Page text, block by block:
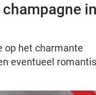
op het charmante
eventueel